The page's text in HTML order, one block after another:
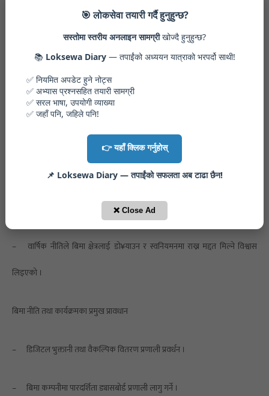
ऋणीसँग नेपाल राष्ट्र बैङ्क कार्यक्रम सञ्चालन गरिने ।
बिमा प्राधिकरणले सरकारी स्कुलका विद्यार्थीलाई बिमाको दायरामा ल्याउने गरी
आर्थिक वर्ष २०८२/८३ को बिमा नीति तथा कार्यक्रम कहिले सार्वजनिक गरेको हो ?
विसं २०८२ असार २४
प्रचलित कानुन, राष्ट्रिय बिमा नीति, नियमावली, प्राधिकरणको पञ्चवर्षीय रणनीतिक
योजना, विगतका कार्यक्रम तथा अन्तर्राष्ट्रिय असल अभ्यासलाई आधार बनाई वार्षिक नीति
–
वार्षिक नीतिले बिमा क्षेत्रलाई डो¥याउन र स्वनियमनमा राख्न मद्दत मिल्ने विश्वास
लिइएको ।
बिमा नीति तथा कार्यक्रमका प्रमुख प्रावधान
– डिजिटल भुक्तानी तथा वैकल्पिक वितरण प्रणाली प्रवर्धन ।
– बिमा कम्पनीमा पारदर्शिता ड्यासबोर्ड प्रणाली लागु गर्ने ।
🎯 लोकसेवा तयारी गर्दै हुनुहुन्छ?
सस्तोमा स्तरीय अनलाइन सामग्रीखोज्दै हुनुहुन्छ?
📚 Loksewa Diary— तपाईंको अध्ययन यात्राको भरपर्दो साथी!
✅ नियमित अपडेट हुने नोट्स
✅ अभ्यास प्रश्नसहित तयारी सामग्री
✅ सरल भाषा, उपयोगी व्याख्या
✅ जहाँ पनि, जहिले पनि!
👉 यहाँ क्लिक गर्नुहोस्
📌 Loksewa Diary — तपाईंको सफलता अब टाढा छैन!
❌ Close Ad